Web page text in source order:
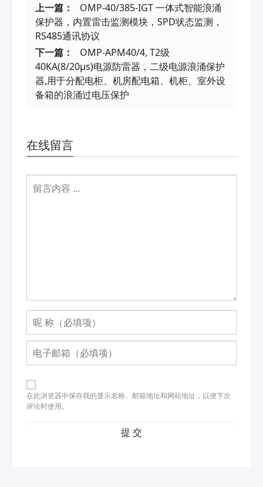
上一篇：
OMP-40/385-IGT 一体式智能浪涌
保护器，内置雷击监测模块，SPD状态监测，
RS485通讯协议
下一篇：
OMP-APM40/4, T2级
40KA(8/20μs)电源防雷器，二级电源浪涌保护
器,用于分配电柜、机房配电箱、机柜、室外设
备箱的浪涌过电压保护
在线留言
在此浏览器中保存我的显示名称、邮箱地址和网站地址，以便下次
评论时使用。